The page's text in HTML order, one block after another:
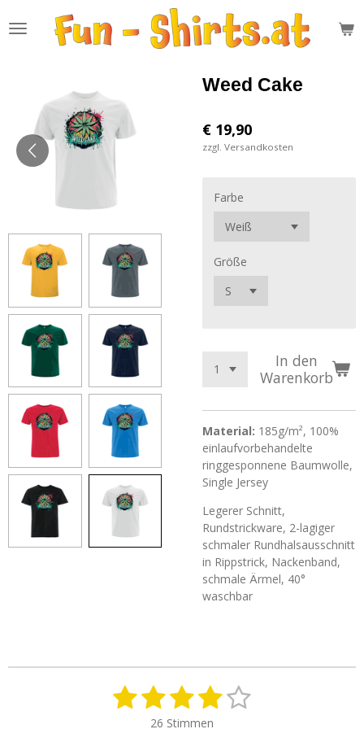
Hauptinhalt
Weed Cake
€ 19,90
zzgl. Versandkosten
Farbe
Größe
In den
Warenkorb
Material: 185g/m², 100%
einlaufvorbehandelte
ringgesponnene Baumwolle,
Single Jersey
Legerer Schnitt,
Rundstrickware, 2-lagiger
schmaler Rundhalsausschnitt
in Rippstrick, Nackenband,
schmale Ärmel, 40°
waschbar
1 2 3 4 5
26 Stimmen